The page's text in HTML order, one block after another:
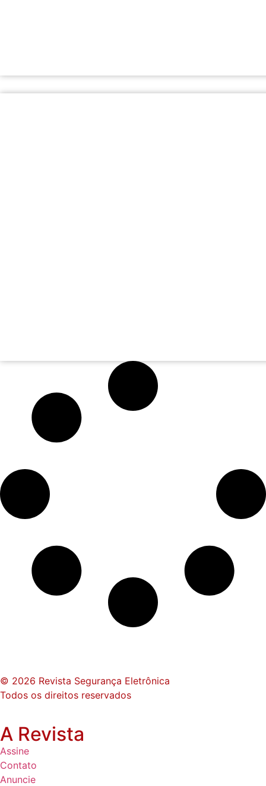
© 2026 Revista Segurança Eletrônica
Todos os direitos reservados
A Revista
Assine
Contato
Anuncie